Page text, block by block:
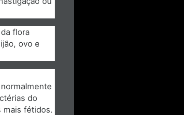
flora
ovo e
do
mais fétidos.